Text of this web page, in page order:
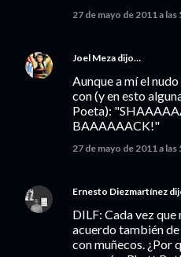
27 de mayo de 2011 a las
Joel Meza dijo…
Aunque a mí el
con (y en esto
Poeta):
BAAAAAACK!"
27 de mayo de 2011 a las
Ernesto Diezmartínez
DILF: Cada vez que
acuerdo también
con muñecos. ¿Por